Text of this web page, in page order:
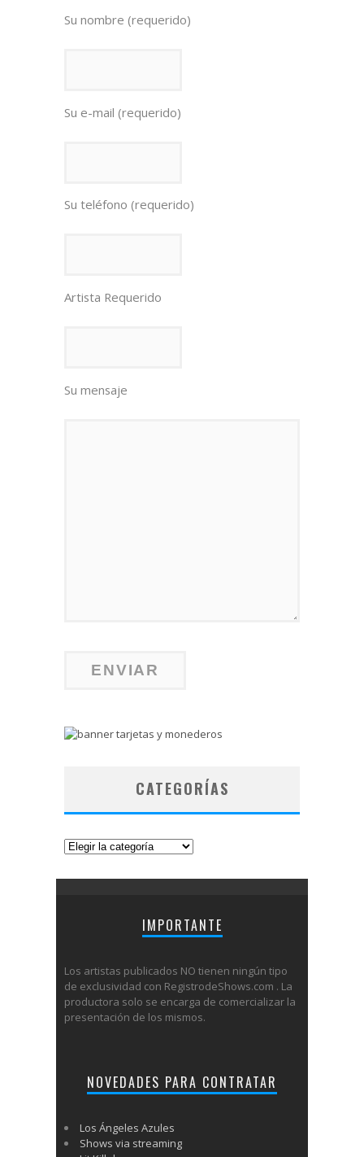
Su nombre (requerido)
Su e-mail (requerido)
Su teléfono (requerido)
Artista Requerido
Su mensaje
CATEGORÍAS
Categorías
IMPORTANTE
Los artistas publicados NO tienen ningún tipo
de exclusividad con RegistrodeShows.com . La
productora solo se encarga de comercializar la
presentación de los mismos.
NOVEDADES PARA CONTRATAR
Los Ángeles Azules
Shows via streaming